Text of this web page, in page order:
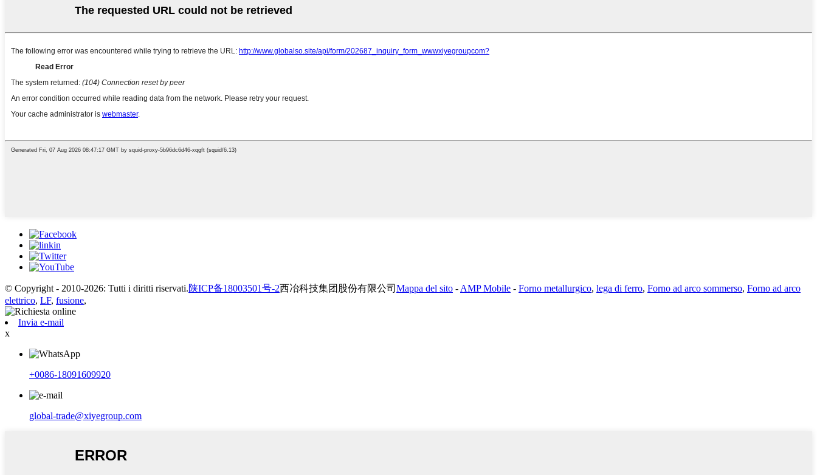
© Copyright - 2010-2026: Tutti i diritti riservati.陕ICP备18003501号-2西冶科技集团股份有限公司 Mappa del sito - AMP Mobile - Forno metallurgico, lega di ferro, Forno ad arco sommerso, Forno ad arco
elettrico, LF, fusione,
Invia e-mail
x
+0086-18091609920
global-trade@xiyegroup.com